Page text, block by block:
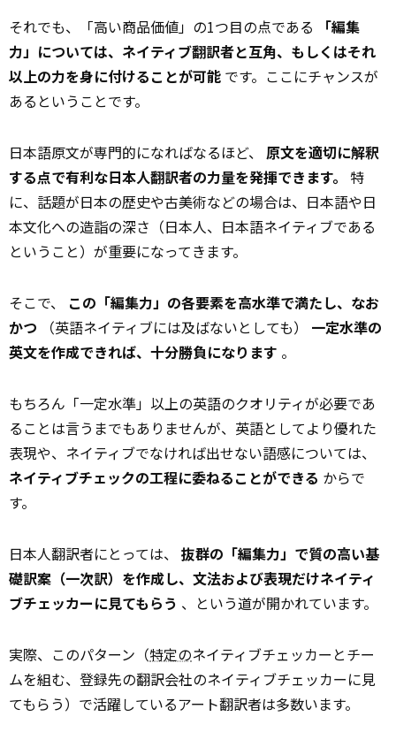
それでも、「高い商品価値」の1つ目の点である
「編集
力」については、ネイティブ翻訳者と互角、もしくはそれ
以上の力を身に付けることが可能 です。ここにチャンスが
あるということです。
日本語原文が専門的になればなるほど、 原文を適切に解釈
する点で有利な日本人翻訳者の力量を発揮できます。
特
に、話題が日本の歴史や古美術などの場合は、日本語や日
本文化への造詣の深さ（日本人、日本語ネイティブである
ということ）が重要になってきます。
そこで、 この「編集力」の各要素を高水準で満たし、なお
かつ （英語ネイティブには及ばないとしても） 一定水準の
英文を作成できれば、十分勝負になります 。
もちろん「一定水準」以上の英語のクオリティが必要であ
ることは言うまでもありませんが、英語としてより優れた
表現や、ネイティブでなければ出せない語感については、
ネイティブチェックの工程に委ねることができる からで
す。
日本人翻訳者にとっては、 抜群の「編集力」で質の高い基
礎訳案（一次訳）を作成し、文法および表現だけネイティ
ブチェッカーに見てもらう 、という道が開かれています。
実際、このパターン（特定のネイティブチェッカーとチー
ムを組む、登録先の翻訳会社のネイティブチェッカーに見
てもらう）で活躍しているアート翻訳者は多数います。